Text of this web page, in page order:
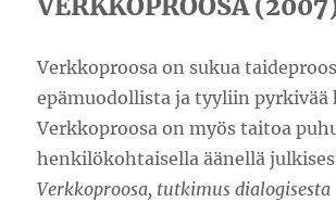
VERKKOPROOSA
Verkkoproosa on sukua
epämuodollista ja tyyliin pyrkivää
Verkkoproosa on myös taitoa
henkilökohtaisella äänellä
Verkkoproosa, tutkimus dialogisesta